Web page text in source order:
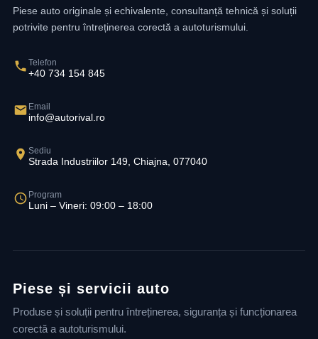
Piese auto originale și echivalente, consultanță tehnică și soluții
potrivite pentru întreținerea corectă a autoturismului.
Telefon
+40 734 154 845
Email
info@autorival.ro
Sediu
Strada Industriilor 149, Chiajna, 077040
Program
Luni – Vineri: 09:00 – 18:00
Piese și servicii auto
Produse și soluții pentru întreținerea, siguranța și funcționarea
corectă a autoturismului.